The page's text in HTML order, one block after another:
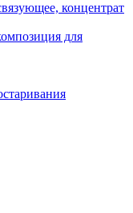
концентрат
для